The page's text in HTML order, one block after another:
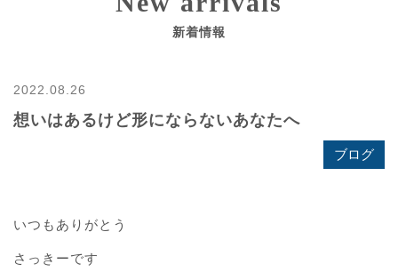
新着情報
2022.08.26
想いはあるけど形にならないあなたへ
ブログ
いつもありがとう
さっきーです